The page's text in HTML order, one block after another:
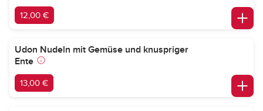
12,00 €
Udon Nudeln mit Gemüse und knuspriger
Ente
13,00 €